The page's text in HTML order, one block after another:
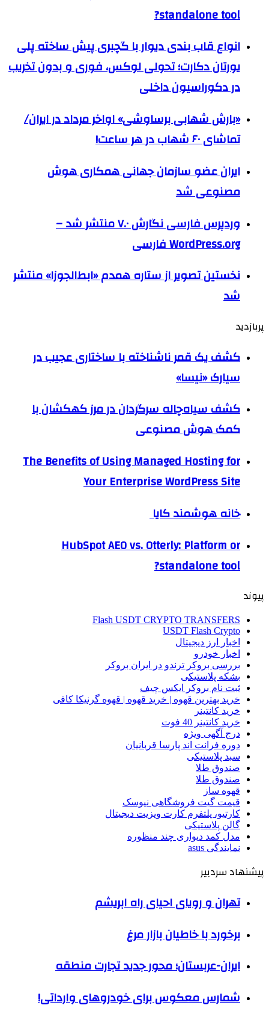
standalone tool?
انواع قاب بندی دیوار با گچبری پیش ساخته پلی
یورتان دکارت؛ تحولی لوکس، فوری و بدون تخریب
در دکوراسیون داخلی
«بارش شهابی برساوشی» اواخر مرداد در ایران/
تماشای ۶۰ شهاب در هر ساعت!
ایران عضو سازمان جهانی همکاری هوش
مصنوعی شد
وردپرس فارسی نگارش ۷.۰ منتشر شد –
WordPress.org فارسی
نخستین تصویر از ستاره همدم «ابط‌الجوزا» منتشر
شد
پربازدید
کشف یک قمر ناشناخته با ساختاری عجیب در
سیارک «نیسا»
کشف سیاه‌چاله سرگردان در مرز کهکشان با
کمک هوش مصنوعی
The Benefits of Using Managed Hosting for
Your Enterprise WordPress Site
خانه هوشمند کایا
HubSpot AEO vs. Otterly: Platform or
standalone tool?
پیوند
Flash USDT CRYPTO TRANSFERS
USDT Flash Crypto
اخبار ارز دیجیتال
اخبار خودرو
بررسی بروکر ترندو در ایران بروکر
بشکه پلاستیکی
ثبت نام بروکر ایکس چیف
خرید بهترین قهوه | خرید قهوه | قهوه گرنیکا کافی
خرید کانتینر
خرید کانتینر 40 فوت
درج آگهی ویژه
دوره فرانت اند پارسا قربانیان
سبد پلاستیکی
صندوق طلا
صندوق طلا
قهوه ساز
قیمت گیت فروشگاهی نیوسک
کارتیو، پلتفرم کارت ویزیت دیجیتال
گالن پلاستیکی
مدل کمد دیواری چند منظوره
نمایندگی asus
پیشنهاد سردبیر
تهران و رویای احیای راه ابریشم
برخورد با خاطیان بازار مرغ
ایران-عربستان؛ محور جدید تجارت منطقه
شمارس معکوس برای خودروهای وارداتی!